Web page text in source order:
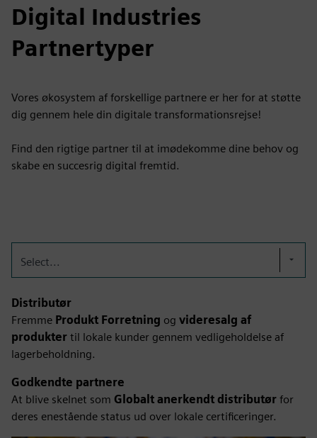
Digital Industries
Partnertyper
Vores økosystem af forskellige partnere er her for at støtte
dig gennem hele din digitale transformationsrejse!
Find den rigtige partner til at imødekomme dine behov og
skabe en succesrig digital fremtid.
Select...
Distributør
Fremme Produkt Forretning og videresalg af
produkter til lokale kunder gennem vedligeholdelse af
lagerbeholdning.
Godkendte partnere
At blive skelnet som Globalt anerkendt distributør for
deres enestående status ud over lokale certificeringer.